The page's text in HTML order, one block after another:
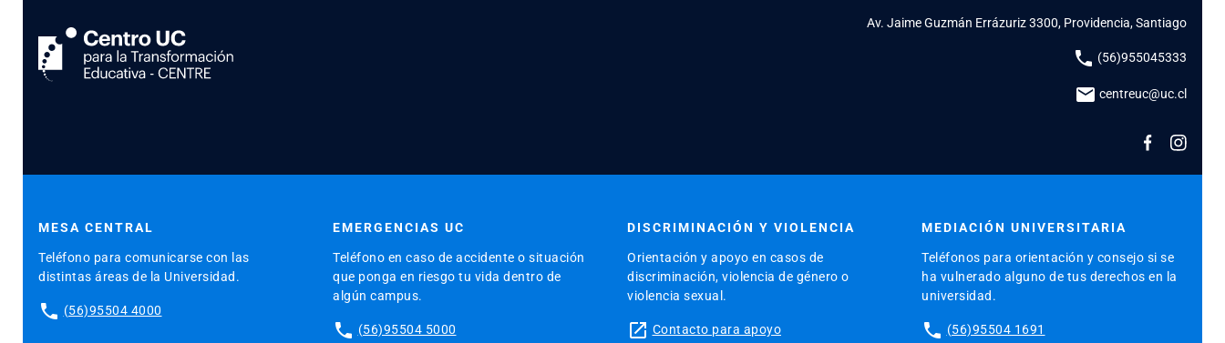
Av. Jaime Guzmán Errázuriz 3300, Providencia, Santiago
phone (56)955045333
mail centreuc@uc.cl
MESA CENTRAL
Teléfono para comunicarse con las
distintas áreas de la Universidad.
phone (56)95504 4000
EMERGENCIAS UC
Teléfono en caso de accidente o situación
que ponga en riesgo tu vida dentro de
algún campus.
phone (56)95504 5000
DISCRIMINACIÓN Y VIOLENCIA
Orientación y apoyo en casos de
discriminación, violencia de género o
violencia sexual.
launch Contacto para apoyo
MEDIACIÓN UNIVERSITARIA
Teléfonos para orientación y consejo si se
ha vulnerado alguno de tus derechos en la
universidad.
phone (56)95504 1691